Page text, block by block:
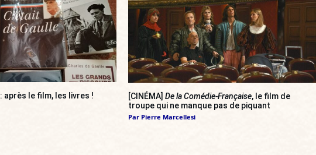
: après le film, les livres ! [CINÉMA] De la Comédie-Française, le film de
troupe qui ne manque pas de piquant
Par Pierre Marcellesi